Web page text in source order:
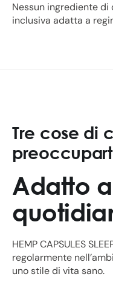
Nessun ingrediente di
inclusiva adatta a
Tre cose di
Adatto
HEMP CAPSULES
regolarmente
uno stile di vita sano.